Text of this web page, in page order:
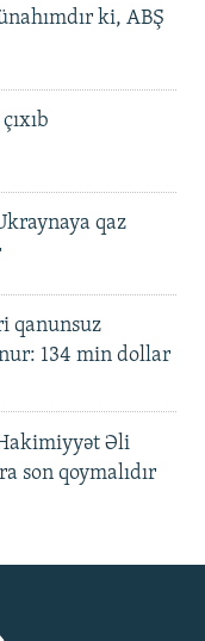
ki, ABŞ
qaz
qanunsuz
134 min dollar
Əli
son qoymalıdır